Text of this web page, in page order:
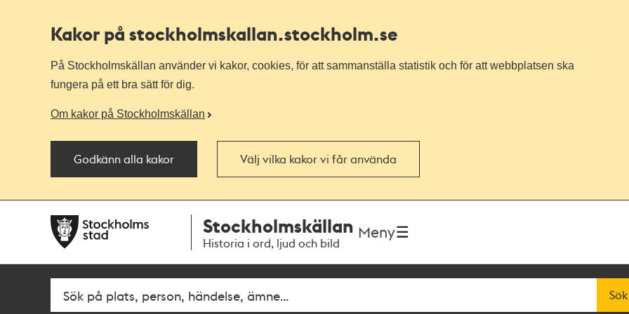
Kakor på stockholmskallan.stockholm.se
På Stockholmskällan använder vi kakor, cookies, för att sammanställa statistik och för att webbplatsen ska
fungera på ett bra sätt för dig.
Om kakor på Stockholmskällan
Godkänn alla kakor Välj vilka kakor vi får använda
navigationen
huvudinnehållet
Stockholmskällan
Historia i ord, ljud och bild
Meny
Fritextsök Sök